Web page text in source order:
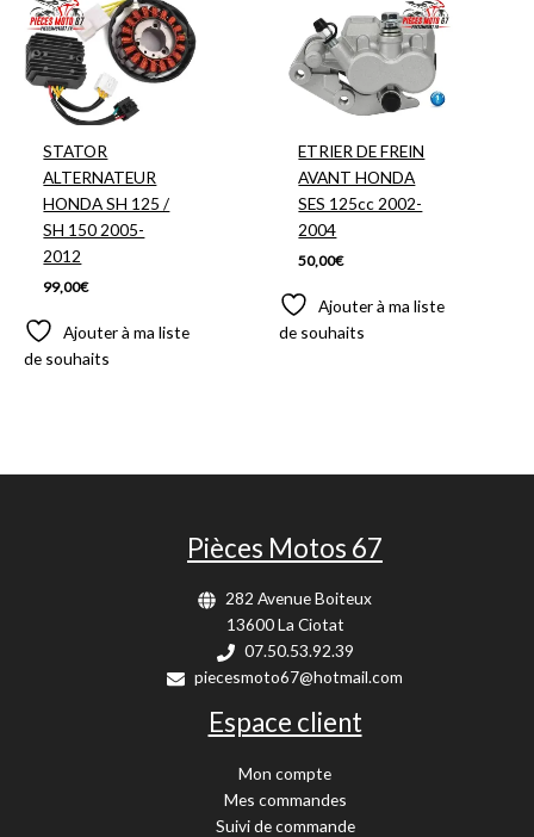
STATOR
ALTERNATEUR
HONDA SH 125 /
SH 150 2005-
2012
99,00€
Ajouter à ma liste
de souhaits
ETRIER DE FREIN
AVANT HONDA
SES 125cc 2002-
2004
50,00€
Ajouter à ma liste
de souhaits
Pièces Motos 67
282 Avenue Boiteux
13600 La Ciotat
07.50.53.92.39
piecesmoto67@hotmail.com
Espace client
Mon compte
Mes commandes
Suivi de commande